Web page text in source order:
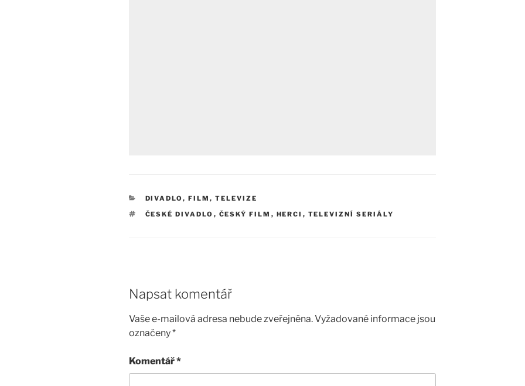
RUBRIKY
DIVADLO, FILM, TELEVIZE
ŠTÍTKY
ČESKÉ DIVADLO , ČESKÝ FILM , HERCI , TELEVIZNÍ SERIÁLY
Napsat komentář
Vaše e-mailová adresa nebude zveřejněna.Vyžadované informace jsou
označeny*
Komentář*